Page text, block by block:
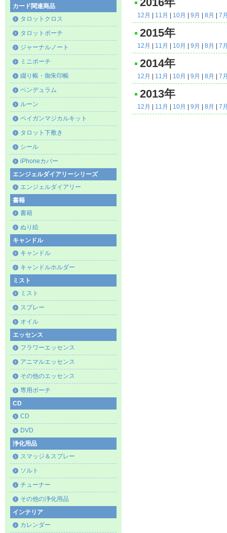
カード関連商品
タロットクロス
タロットポーチ
ジャーナルノート
ミニポーチ
綴り帳・御朱印帳
ペンデュラム
ルーン
ペイガンマジカルキット
タロット下敷き
シール
iPhoneカバー
エンジェルダイアリーシリーズ
エンジェルダイアリー
書籍
書籍
ぬり絵
キャンドル
キャンドル
キャンドルホルダー
ミスト
ミスト
スプレー
オイル
エッセンス
フラワーエッセンス
アニマルエッセンス
その他のエッセンス
専用ポーチ
CD
CD
DVD
浄化用品
スマッジ＆スプレー
ソルト
チューナー
その他の浄化用品
インテリア
カレンダー
2016年
12月 11月 10月 9月 8月 7
2015年
12月 11月 10月 9月 8月 7
2014年
12月 11月 10月 9月 8月 7
2013年
12月 11月 10月 9月 8月 7